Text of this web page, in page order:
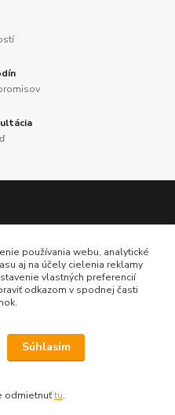
Eshop-rychlo.sk
používania webu, analytické
aj na účely cielenia reklamy
vlastných preferencií
odkazom v spodnej časti
Súhlasím
odmietnuťtu.